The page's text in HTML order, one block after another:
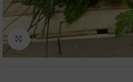
Zum Vergrößern klicken